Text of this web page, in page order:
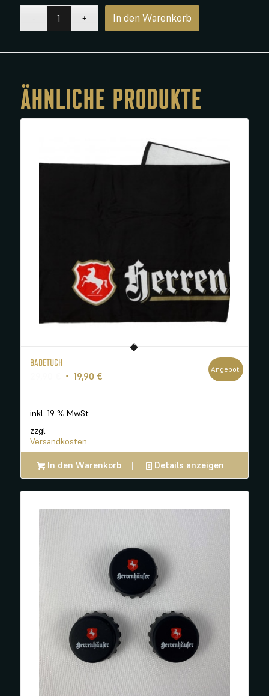
In den Warenkorb
ÄHNLICHE PRODUKTE
BADETUCH
Ursprünglicher
29,90 €
19,90 €Aktueller
Angebot!
inkl. 19 % MwSt.
zzgl.
Versandkosten
In den Warenkorb Details anzeigen